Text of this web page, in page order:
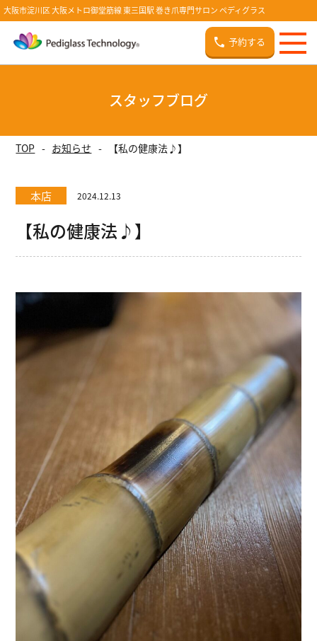
大阪市淀川区 大阪メトロ御堂筋線 東三国駅 巻き爪専門サロン ペディグラス
予約する
スタッフブログ
TOP お知らせ 【私の健康法♪】
本店 2024.12.13
【私の健康法♪】